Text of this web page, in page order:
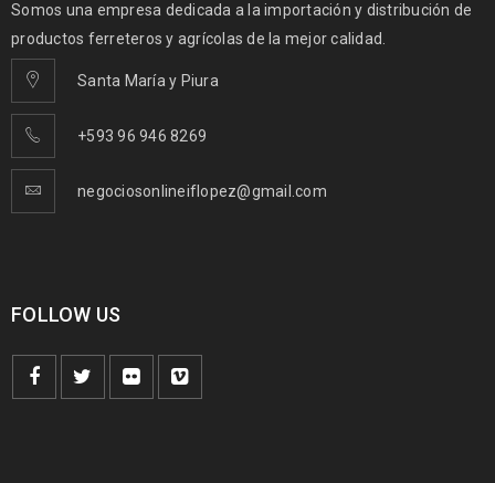
Somos una empresa dedicada a la importación y distribución de
productos ferreteros y agrícolas de la mejor calidad.
Santa María y Piura
+593 96 946 8269
negociosonlineiflopez@gmail.com
FOLLOW US